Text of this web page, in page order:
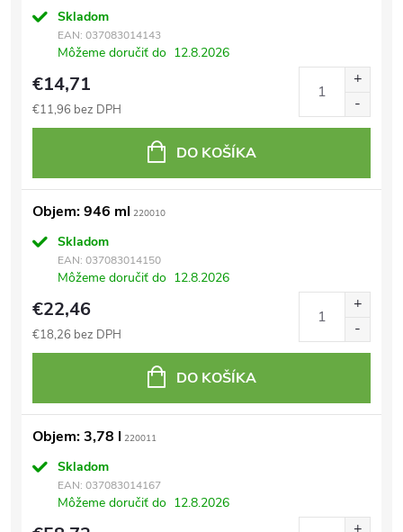
Skladom
EAN: 037083014143
Môžeme doručiť do 12.8.2026
€14,71
€11,96 bez DPH
DO KOŠÍKA
Objem: 946 ml 220010
Skladom
EAN: 037083014150
Môžeme doručiť do 12.8.2026
€22,46
€18,26 bez DPH
DO KOŠÍKA
Objem: 3,78 l 220011
Skladom
EAN: 037083014167
Môžeme doručiť do 12.8.2026